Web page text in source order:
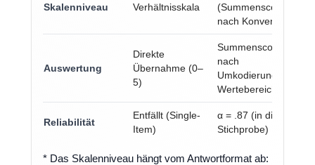
Skalenniveau Verhältnisskala
(Summenscore,
nach Konvention)
Auswertung
Direkte
Übernahme (0–
5)
Summenscore
nach
Umkodierung,
Wertebereich 0–40
Reliabilität
Entfällt (Single-
Item)
α = .87 (in dieser
Stichprobe)
* Das Skalenniveau hängt vom Antwortformat ab: